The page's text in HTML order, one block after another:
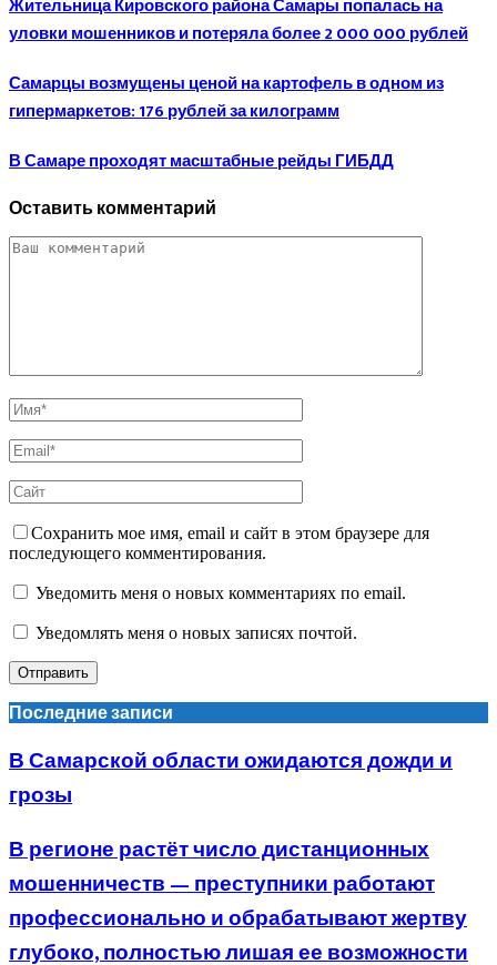
Жительница Кировского района Самары попалась на
уловки мошенников и потеряла более 2 000 000 рублей
Самарцы возмущены ценой на картофель в одном из
гипермаркетов: 176 рублей за килограмм
В Самаре проходят масштабные рейды ГИБДД
Оставить комментарий
Сохранить мое имя, email и сайт в этом браузере для
последующего комментирования.
Уведомить меня о новых комментариях по email.
Уведомлять меня о новых записях почтой.
Последние записи
В Самарской области ожидаются дожди и
грозы
В регионе растёт число дистанционных
мошенничеств — преступники работают
профессионально и обрабатывают жертву
глубоко, полностью лишая ее возможности